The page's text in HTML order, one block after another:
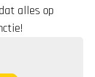
alles op